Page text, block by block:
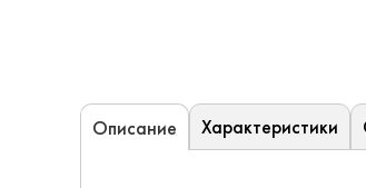
Описание Характеристики